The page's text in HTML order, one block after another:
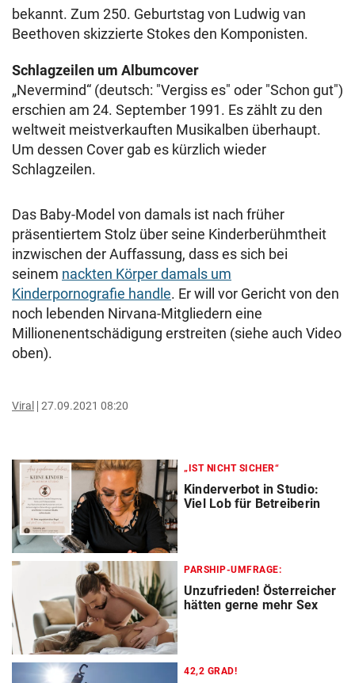
bekannt. Zum 250. Geburtstag von Ludwig van
Beethoven skizzierte Stokes den Komponisten.
Schlagzeilen um Albumcover
„Nevermind“ (deutsch: "Vergiss es" oder "Schon gut")
erschien am 24. September 1991. Es zählt zu den
weltweit meistverkauften Musikalben überhaupt.
Um dessen Cover gab es kürzlich wieder
Schlagzeilen.
Das Baby-Model von damals ist nach früher
präsentiertem Stolz über seine Kinderberühmtheit
inzwischen der Auffassung, dass es sich bei
seinem nackten Körper damals um
Kinderpornografie handle. Er will vor Gericht von den
noch lebenden Nirvana-Mitgliedern eine
Millionenentschädigung erstreiten (siehe auch Video
oben).
Viral 27.09.2021 08:20
„IST NICHT SICHER“
Kinderverbot in Studio:
Viel Lob für Betreiberin
PARSHIP-UMFRAGE:
Unzufrieden! Österreicher
hätten gerne mehr Sex
42,2 GRAD!